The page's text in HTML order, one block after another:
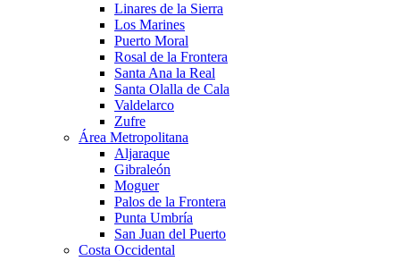
Linares de la Sierra
Los Marines
Puerto Moral
Rosal de la Frontera
Santa Ana la Real
Santa Olalla de Cala
Valdelarco
Zufre
Área Metropolitana
Aljaraque
Gibraleón
Moguer
Palos de la Frontera
Punta Umbría
San Juan del Puerto
Costa Occidental